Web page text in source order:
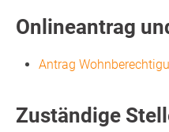
Onlineantrag
Antrag
Zuständige